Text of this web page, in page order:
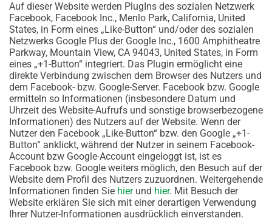
Auf dieser Website werden PlugIns des sozialen Netzwerk
Facebook, Facebook Inc., Menlo Park, California, United
States, in Form eines „Like-Button“ und/oder des sozialen
Netzwerks Google Plus der Google Inc., 1600 Amphitheatre
Parkway, Mountain View, CA 94043, United States, in Form
eines „+1-Button“ integriert. Das Plugin ermöglicht eine
direkte Verbindung zwischen dem Browser des Nutzers und
dem Facebook- bzw. Google-Server. Facebook bzw. Google
ermitteln so Informationen (insbesondere Datum und
Uhrzeit des Website-Aufrufs und sonstige browserbezogene
Informationen) des Nutzers auf der Website. Wenn der
Nutzer den Facebook „Like-Button“ bzw. den Google „+1-
Button“ anklickt, während der Nutzer in seinem Facebook-
Account bzw Google-Account eingeloggt ist, ist es
Facebook bzw. Google weiters möglich, den Besuch auf der
Website dem Profil des Nutzers zuzuordnen. Weitergehende
Informationen finden Sie hierund hier. Mit Besuch der
Website erklären Sie sich mit einer derartigen Verwendung
Ihrer Nutzer-Informationen ausdrücklich einverstanden.